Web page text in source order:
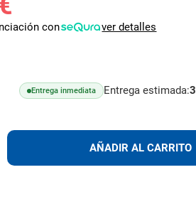
con ver detalles
AÑADIR AL CARRITO
Entrega inmediata Entrega estimada:3